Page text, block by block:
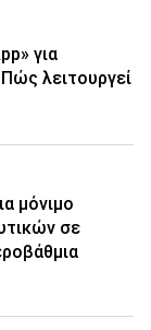
για
λειτουργεί
μόνιμο
σε